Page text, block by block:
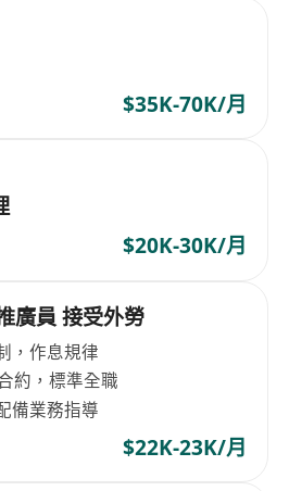
$35K-70K/月
$20K-30K/月
新媒體運營 卡牌推廣員 接受外勞
，作息規律
約，標準全職
備業務指導
$22K-23K/月